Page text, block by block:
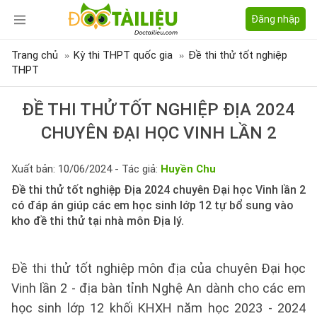
Đăng nhập
Trang chủ Kỳ thi THPT quốc gia
Đề thi thử tốt nghiệp
THPT
ĐỀ THI THỬ TỐT NGHIỆP ĐỊA 2024
CHUYÊN ĐẠI HỌC VINH LẦN 2
Xuất bản: 10/06/2024 - Tác giả: Huyền Chu
Đề thi thử tốt nghiệp Địa 2024 chuyên Đại học Vinh lần 2
có đáp án giúp các em học sinh lớp 12 tự bổ sung vào
kho đề thi thử tại nhà môn Địa lý.
Đề thi thử tốt nghiệp môn địa của chuyên Đại học
Vinh lần 2 - địa bàn tỉnh Nghệ An dành cho các em
học sinh lớp 12 khối KHXH năm học 2023 - 2024